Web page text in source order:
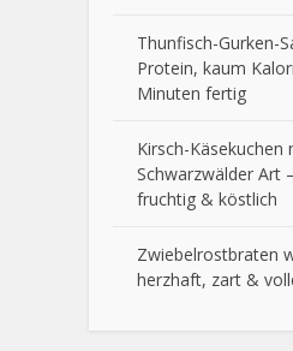
Thunfisch-Gurken-
Protein, kaum
Minuten fertig
Kirsch-Käsekuchen
Schwarzwälder Art
fruchtig & köstlich
Zwiebelrostbraten
herzhaft, zart &